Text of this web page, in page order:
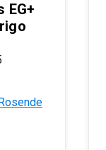
EG+